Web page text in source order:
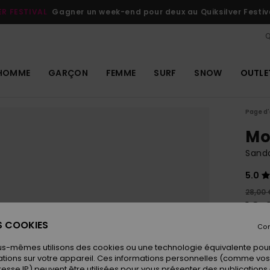
FESTIVAL Gagner un week-end pour deux au Quiksilver
GARÇON FEMME SURF SNOW
Page
5.0
28,00
COOKIES
mêmes utilisons des cookies ou une technologie équivalente
sur votre appareil. Ces informations personnelles (comme